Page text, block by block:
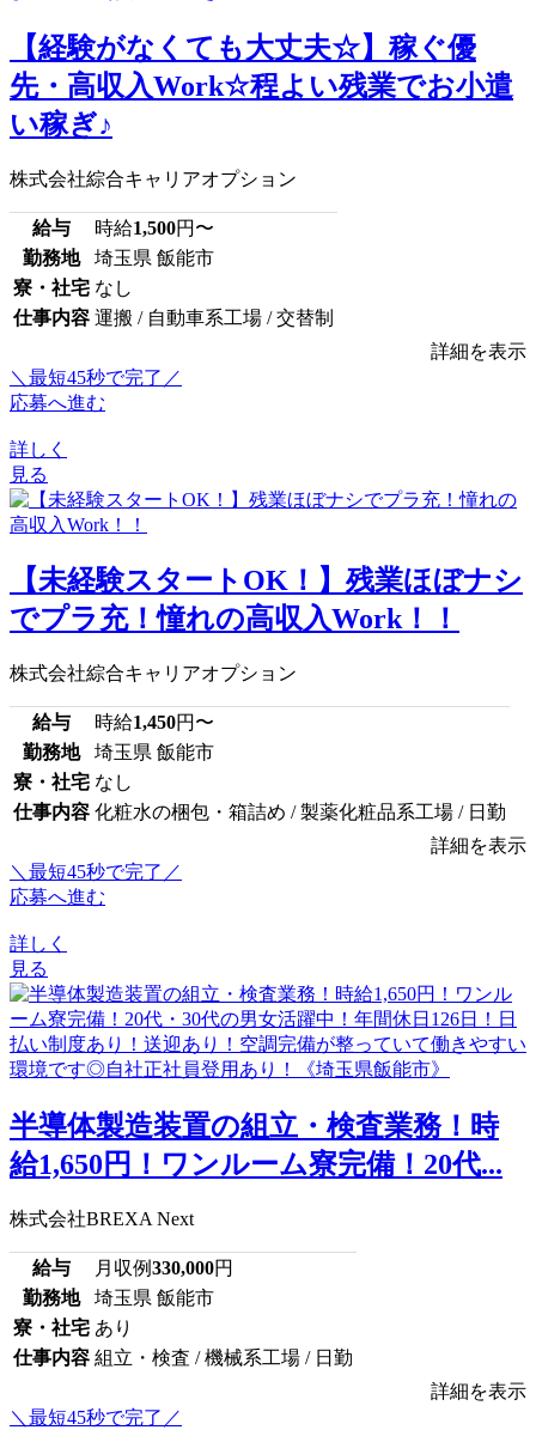
【経験がなくても大丈夫☆】稼ぐ優
先・高収入Work☆程よい残業でお小遣
い稼ぎ♪
株式会社綜合キャリアオプション
給与 時給1,500円〜
勤務地
埼玉県 飯能市
寮・社宅 なし
仕事内容 運搬 / 自動車系工場 / 交替制
詳細を表示
＼最短45秒で完了／
応募へ進む
詳しく
見る
【未経験スタートOK！】残業ほぼナシ
でプラ充！憧れの高収入Work！！
株式会社綜合キャリアオプション
給与 時給1,450円〜
勤務地
埼玉県 飯能市
寮・社宅 なし
仕事内容 化粧水の梱包・箱詰め / 製薬化粧品系工場 / 日勤
詳細を表示
＼最短45秒で完了／
応募へ進む
詳しく
見る
半導体製造装置の組立・検査業務！時
給1,650円！ワンルーム寮完備！20代...
株式会社BREXA Next
給与 月収例330,000円
勤務地
埼玉県 飯能市
寮・社宅 あり
仕事内容 組立・検査 / 機械系工場 / 日勤
詳細を表示
＼最短45秒で完了／